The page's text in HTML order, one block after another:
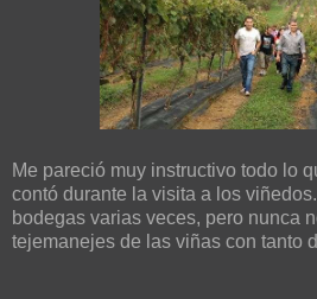
Me pareció muy instructivo todo lo
contó durante la visita a los
bodegas varias veces, pero nunca
tejemanejes de las viñas con tanto